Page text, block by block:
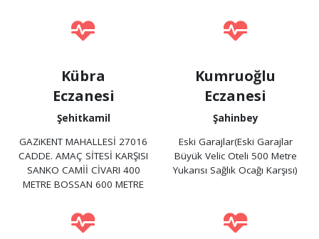
Kübra
Eczanesi
Şehitkamil
GAZiKENT MAHALLESİ 27016
CADDE. AMAÇ SİTESİ KARŞISI
SANKO CAMİİ CİVARI 400
METRE BOSSAN 600 METRE
Kumruoğlu
Eczanesi
Şahinbey
Eski Garajlar(Eski Garajlar
Büyük Velic Oteli 500 Metre
Yukarısı Sağlık Ocağı Karşısı)